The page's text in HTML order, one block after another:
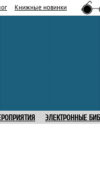
Книжные новинки
ЭЛЕКТРОННЫЕ